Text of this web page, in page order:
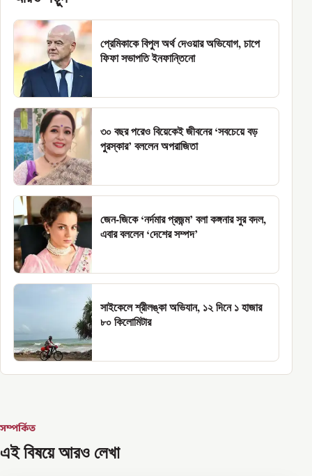
প্রেমিকাকে বিপুল অর্থ দেওয়ার অভিযোগ, চাপে
ফিফা সভাপতি ইনফান্তিনো
৩০ বছর পরেও বিয়েকেই জীবনের ‘সবচেয়ে বড়
পুরস্কার’ বললেন অপরাজিতা
জেন-জিকে ‘নর্দমার প্রজন্ম’ বলা কঙ্গনার সুর বদল,
এবার বললেন ‘দেশের সম্পদ’
সাইকেলে শ্রীলঙ্কা অভিযান, ১২ দিনে ১ হাজার
৮০ কিলোমিটার
সম্পর্কিত
এই বিষয়ে আরও লেখা